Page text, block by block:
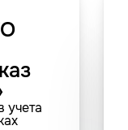
учета